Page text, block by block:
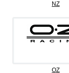
NZ
OZ